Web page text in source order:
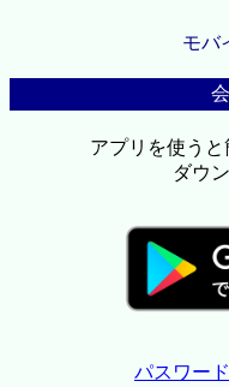
モバ
アプリを使う
ダウ
パスワー